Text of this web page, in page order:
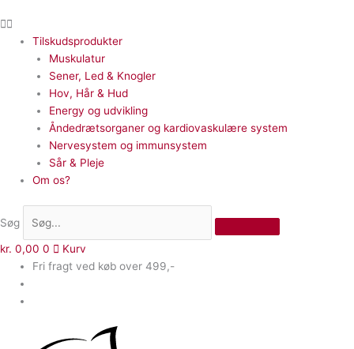
Tilskudsprodukter
Muskulatur
Sener, Led & Knogler
Hov, Hår & Hud
Energy og udvikling
Åndedrætsorganer og kardiovaskulære system
Nervesystem og immunsystem
Sår & Pleje
Om os?
Søg
kr. 0,00 0
Kurv
Fri fragt ved køb over 499,-